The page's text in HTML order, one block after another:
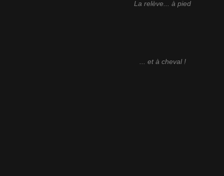
La relève... à pied
... et à cheval !